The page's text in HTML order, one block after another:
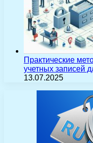
Практические
учетных записей
13.07.2025